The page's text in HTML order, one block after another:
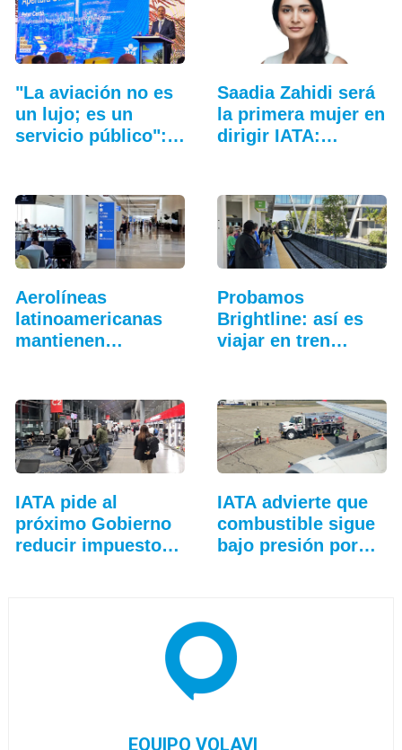
"La aviación no es
un lujo; es un
servicio público":…
Saadia Zahidi será
la primera mujer en
dirigir IATA:…
Aerolíneas
latinoamericanas
mantienen
Probamos
Brightline: así es
viajar en tren
IATA pide al
próximo Gobierno
reducir impuestos
IATA advierte que
combustible sigue
bajo presión por…
EQUIPO VOLAVI